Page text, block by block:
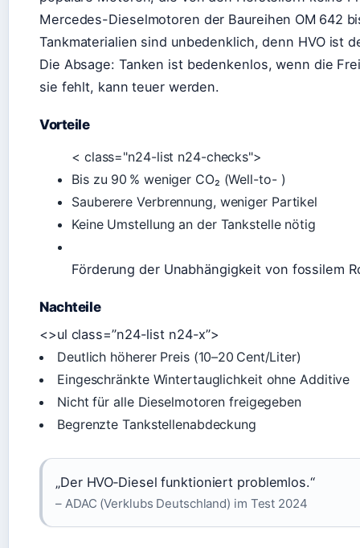
Mercedes-Dieselmotoren der Baureihen OM 642
Tankmaterialien sind unbedenklich, denn HVO ist
Die Absage: Tanken ist bedenkenlos, wenn die
sie fehlt, kann teuer werden.
Vorteile
< class="n24-list n24-checks">
Bis zu 90 % weniger CO₂ (Well-to- )
Sauberere Verbrennung, weniger Partikel
Keine Umstellung an der Tankstelle nötig
Förderung der Unabhängigkeit von fossilem
Nachteile
<>ul class=”n24-list n24-x”>
Deutlich höherer Preis (10–20 Cent/Liter)
Eingeschränkte Wintertauglichkeit ohne Additive
Nicht für alle Dieselmotoren freigegeben
Begrenzte Tankstellenabdeckung
„Der HVO‑Diesel funktioniert problemlos.“
– ADAC (Verklubs Deutschland) im Test 2024